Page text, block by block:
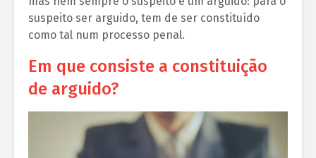
suspeito ser arguido, tem de ser constituído
como tal num processo penal.
Em que consiste a constituição
de arguido?